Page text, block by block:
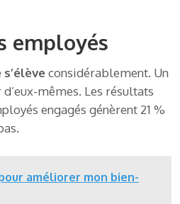
employés
considérablement. Un
mêmes. Les résultats
engagés génèrent 21 %
améliorer mon bien-